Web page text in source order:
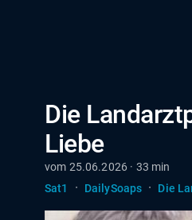
Die
Liebe
vom 25.06.2026 · 33 min
Sat1
· DailySoaps · Die